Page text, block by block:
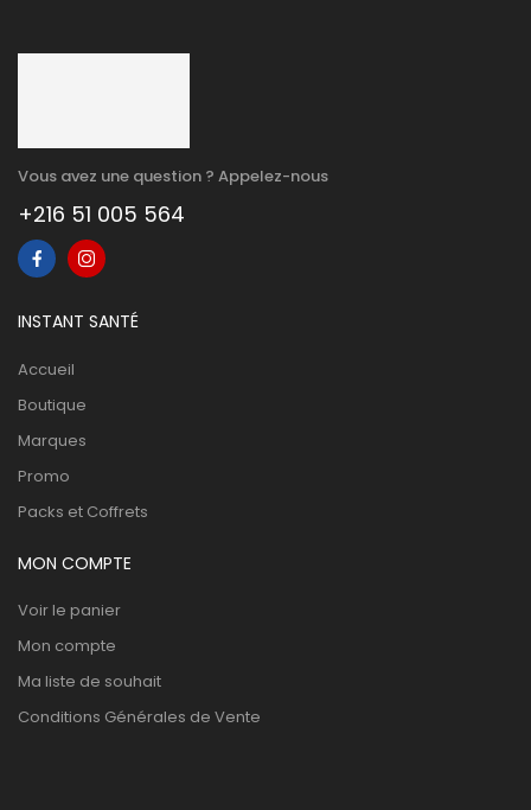
Vous avez une question ? Appelez-nous
+216 51 005 564
INSTANT SANTÉ
Accueil
Boutique
Marques
Promo
Packs et Coffrets
MON COMPTE
Voir le panier
Mon compte
Ma liste de souhait
Conditions Générales de Vente